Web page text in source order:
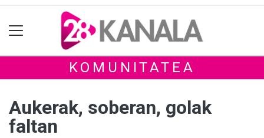
KOMUNITATEA
Aukerak, soberan, golak
faltan